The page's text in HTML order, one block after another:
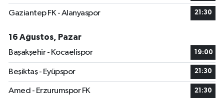
Gaziantep FK - Alanyaspor 21:30
16 Ağustos, Pazar
Başakşehir - Kocaelispor
19:00
Beşiktaş - Eyüpspor 21:30
Amed - Erzurumspor FK 21:30